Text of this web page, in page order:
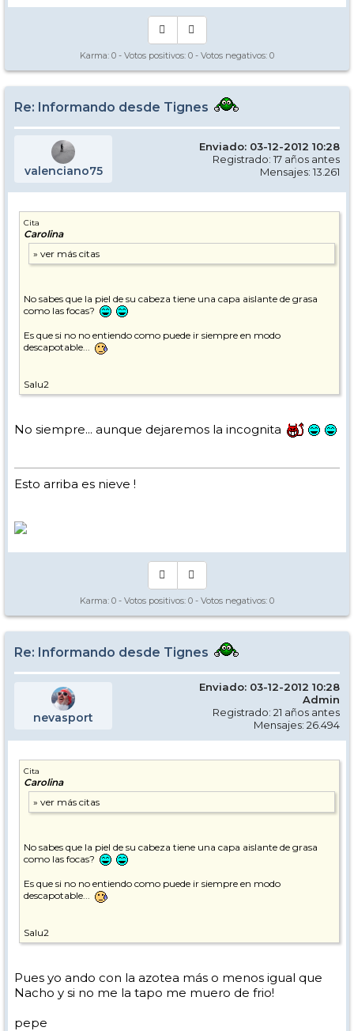
Karma: 0 - Votos positivos: 0 - Votos negativos: 0
Re: Informando desde Tignes
valenciano75
Enviado: 03-12-2012 10:28
Registrado: 17 años antes
Mensajes: 13.261
Cita
Carolina
No sabes que la piel de su cabeza tiene una capa aislante de grasa
como las focas?
Es que si no no entiendo como puede ir siempre en modo
descapotable...
Salu2
No siempre... aunque dejaremos la incognita
Esto arriba es nieve !
Karma: 0 - Votos positivos: 0 - Votos negativos: 0
Re: Informando desde Tignes
nevasport
Enviado: 03-12-2012 10:28
Admin
Registrado: 21 años antes
Mensajes: 26.494
Cita
Carolina
No sabes que la piel de su cabeza tiene una capa aislante de grasa
como las focas?
Es que si no no entiendo como puede ir siempre en modo
descapotable...
Salu2
Pues yo ando con la azotea más o menos igual que
Nacho y si no me la tapo me muero de frio!
pepe